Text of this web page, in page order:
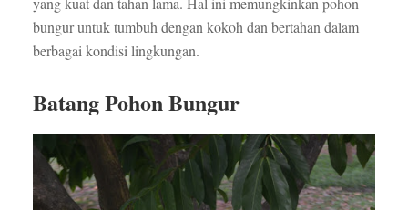
bungur untuk tumbuh dengan kokoh dan bertahan dalam
berbagai kondisi lingkungan.
Batang Pohon Bungur